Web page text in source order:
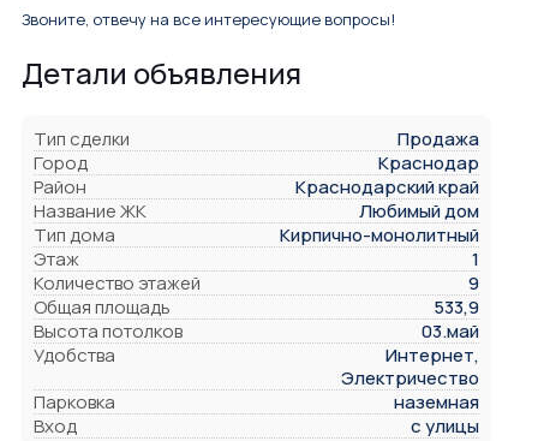
Звоните, отвечу на все интересующие вопросы!
Детали объявления
Тип сделки
Продажа
Город
Краснодар
Район
Краснодарский край
Название ЖК
Любимый дом
Тип дома
Кирпично-монолитный
Этаж
1
Количество этажей
9
Общая площадь
533,9
Высота потолков
03.май
Удобства
Интернет,
Электричество
Парковка
наземная
Вход
с улицы